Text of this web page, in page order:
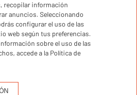
a
y la salida hasta las
a partir
la salida hasta las 10:00
escapar las ofertas de InterSalou
a nuestro
recopilar información
anuncios. Seleccionando
configurar el uso de las
web según tus preferencias.
sobre el uso de las
accede a la Política de